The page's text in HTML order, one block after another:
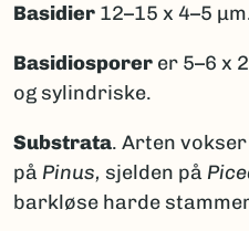
Basidier 12–15 x 4–5
Basidiosporer er 5–6 x
og sylindriske.
Substrata. Arten
på Pinus, sjelden på
barkløse harde